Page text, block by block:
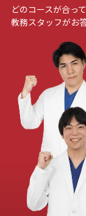
どのコースが合っ
教務スタッフがお